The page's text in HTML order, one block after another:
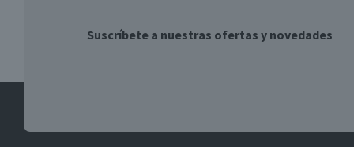
Suscríbete a nuestras ofertas y novedades